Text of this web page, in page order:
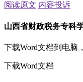
阅读原文 内容投诉
山西省财政税务专科
下载Word文档到电脑
下载Word文档